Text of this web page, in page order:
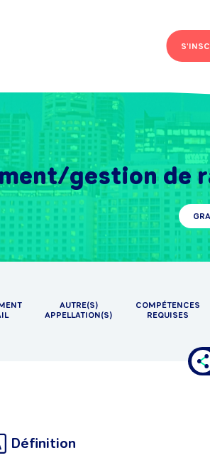
gestion de
AUTRE(S)
APPELLATION(S)
COMPÉTENCES
REQUISES
Définition